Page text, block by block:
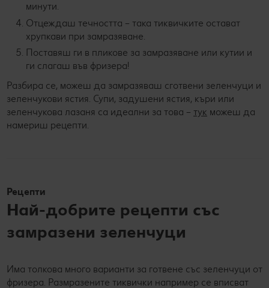
минути.
Отцеждаш течността – така тиквичките остават
хрупкави при замразяване.
Поставяш ги в пликове за замразяване или кутии и
ги слагаш във фризера!
Разбира се, можеш да замразяваш сготвени зеленчуци и
зеленчукови ястия. Супи, задушени ястия, къри или
зеленчукова лазаня са идеални за това – тук можеш да
намериш рецепти.
Рецепти
Най-добрите рецепти със
замразени зеленчуци
Има толкова много варианти за готвене със зеленчуци от
фризера. Размразените тиквички например се вписват